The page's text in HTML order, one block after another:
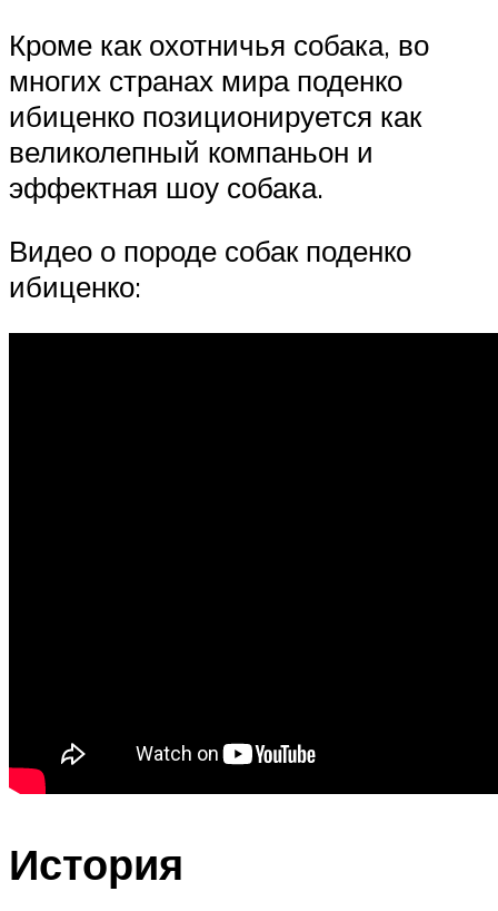
Кроме как охотничья собака, во
многих странах мира поденко
ибиценко позиционируется как
великолепный компаньон и
эффектная шоу собака.
Видео о породе собак поденко
ибиценко:
История